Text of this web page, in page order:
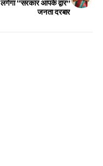
लगेगा “सरकार आपके द्वार”
जनता दरबार